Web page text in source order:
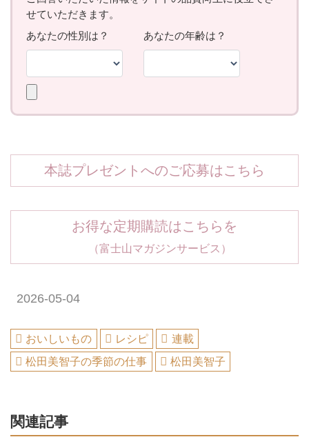
本誌プレゼントへのご応募はこちら
お得な定期購読はこちらを
（富士山マガジンサービス）
2026-05-04
おいしいもの レシピ
連載
松田美智子の季節の仕事
松田美智子
関連記事